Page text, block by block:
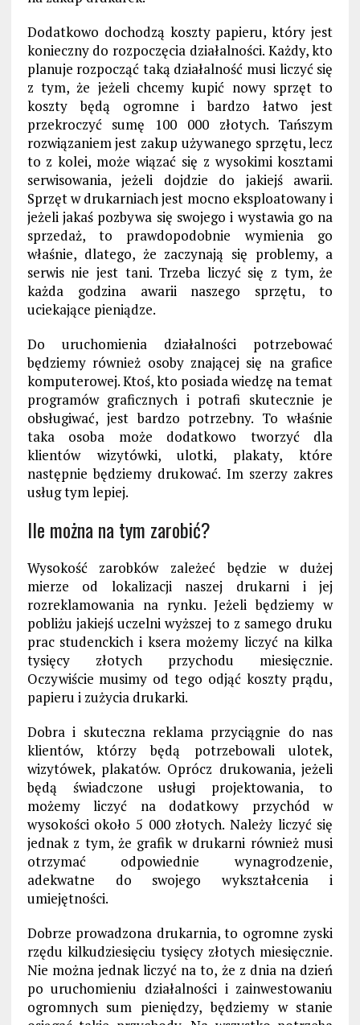
Dodatkowo dochodzą koszty papieru, który jest
konieczny do rozpoczęcia działalności. Każdy, kto
planuje rozpocząć taką działalność musi liczyć się
z tym, że jeżeli chcemy kupić nowy sprzęt to
koszty będą ogromne i bardzo łatwo jest
przekroczyć sumę 100 000 złotych. Tańszym
rozwiązaniem jest zakup używanego sprzętu, lecz
to z kolei, może wiązać się z wysokimi kosztami
serwisowania, jeżeli dojdzie do jakiejś awarii.
Sprzęt w drukarniach jest mocno eksploatowany i
jeżeli jakaś pozbywa się swojego i wystawia go na
sprzedaż, to prawdopodobnie wymienia go
właśnie, dlatego, że zaczynają się problemy, a
serwis nie jest tani. Trzeba liczyć się z tym, że
każda godzina awarii naszego sprzętu, to
uciekające pieniądze.
Do uruchomienia działalności potrzebować
będziemy również osoby znającej się na grafice
komputerowej. Ktoś, kto posiada wiedzę na temat
programów graficznych i potrafi skutecznie je
obsługiwać, jest bardzo potrzebny. To właśnie
taka osoba może dodatkowo tworzyć dla
klientów wizytówki, ulotki, plakaty, które
następnie będziemy drukować. Im szerzy zakres
usług tym lepiej.
Ile można na tym zarobić?
Wysokość zarobków zależeć będzie w dużej
mierze od lokalizacji naszej drukarni i jej
rozreklamowania na rynku. Jeżeli będziemy w
pobliżu jakiejś uczelni wyższej to z samego druku
prac studenckich i ksera możemy liczyć na kilka
tysięcy złotych przychodu miesięcznie.
Oczywiście musimy od tego odjąć koszty prądu,
papieru i zużycia drukarki.
Dobra i skuteczna reklama przyciągnie do nas
klientów, którzy będą potrzebowali ulotek,
wizytówek, plakatów. Oprócz drukowania, jeżeli
będą świadczone usługi projektowania, to
możemy liczyć na dodatkowy przychód w
wysokości około 5 000 złotych. Należy liczyć się
jednak z tym, że grafik w drukarni również musi
otrzymać odpowiednie wynagrodzenie,
adekwatne do swojego wykształcenia i
umiejętności.
Dobrze prowadzona drukarnia, to ogromne zyski
rzędu kilkudziesięciu tysięcy złotych miesięcznie.
Nie można jednak liczyć na to, że z dnia na dzień
po uruchomieniu działalności i zainwestowaniu
ogromnych sum pieniędzy, będziemy w stanie